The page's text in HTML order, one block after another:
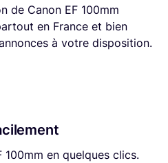
de Canon EF 100mm
en France et bien
à votre disposition.
100mm en quelques clics.